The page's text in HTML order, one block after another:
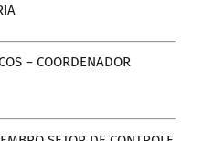
– COORDENADOR